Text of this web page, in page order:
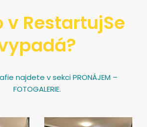
v RestartujSe
najdete v sekci PRONÁJEM –
FOTOGALERIE.